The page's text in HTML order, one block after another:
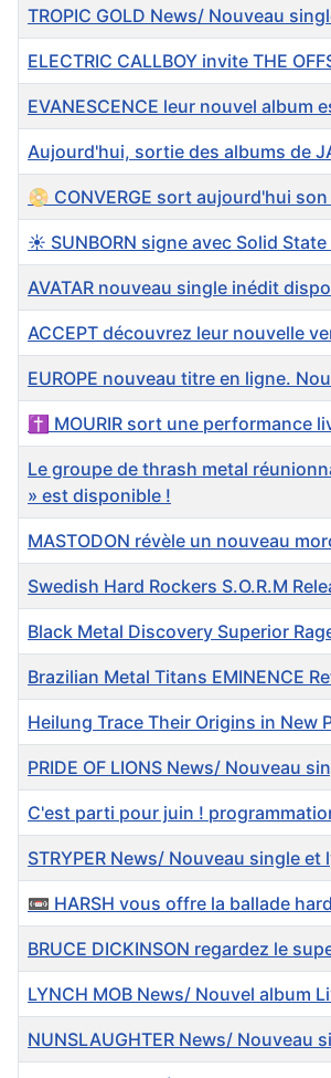
TROPIC GOLD News/ Nouveau
ELECTRIC CALLBOY invite THE
EVANESCENCE leur nouvel album
Aujourd'hui, sortie des albums de
📀 CONVERGE sort aujourd'hui
☀️ SUNBORN signe avec Solid
AVATAR nouveau single inédit
ACCEPT découvrez leur nouvelle
EUROPE nouveau titre en ligne.
✝️ MOURIR sort une performance
Le groupe de thrash metal
» est disponible !
MASTODON révèle un nouveau
Swedish Hard Rockers S.O.R.M
Black Metal Discovery Superior
Brazilian Metal Titans EMINENCE
Heilung Trace Their Origins in New
PRIDE OF LIONS News/ Nouveau
C'est parti pour juin !
STRYPER News/ Nouveau single
📼 HARSH vous offre la ballade
BRUCE DICKINSON regardez le
LYNCH MOB News/ Nouvel album
NUNSLAUGHTER News/ Nouveau